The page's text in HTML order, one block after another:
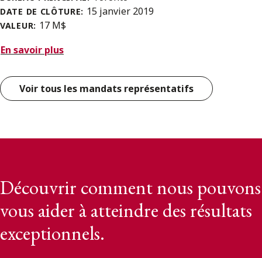
DATE DE CLÔTURE: 15 janvier 2019
VALEUR: 17 M$
En savoir plus
Voir tous les mandats représentatifs
Découvrir comment nous pouvons
vous aider à atteindre des résultats
exceptionnels.